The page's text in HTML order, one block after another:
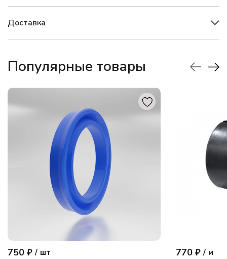
Доставка
Популярные товары
750 ₽ / шт 770 ₽ / м